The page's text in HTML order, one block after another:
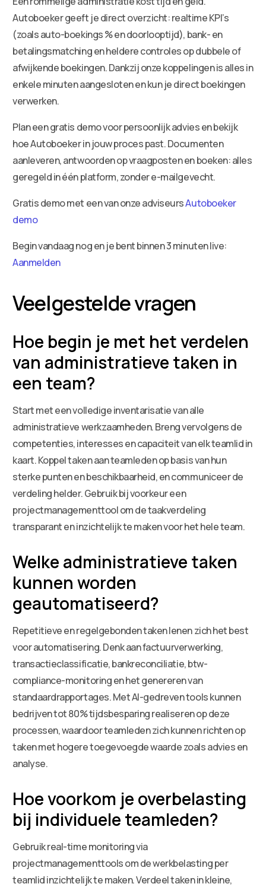
Autoboeker geeft je direct overzicht: realtime KPI’s
(zoals auto-boekings % en doorlooptijd), bank- en
betalingsmatching en heldere controles op dubbele of
afwijkende boekingen. Dankzij onze koppelingen is alles in
enkele minuten aangesloten en kun je direct boekingen
verwerken.
Plan een gratis demo voor persoonlijk advies en bekijk
hoe Autoboeker in jouw proces past. Documenten
aanleveren, antwoorden op vraagposten en boeken: alles
geregeld in één platform, zonder e-mailgevecht.
Gratis demo met een van onze adviseursAutoboeker
demo
Begin vandaag nog en je bent binnen 3 minuten live:
Aanmelden
Veelgestelde vragen
Hoe begin je met het verdelen
van administratieve taken in
een team?
Start met een volledige inventarisatie van alle
administratieve werkzaamheden. Breng vervolgens de
competenties, interesses en capaciteit van elk teamlid in
kaart. Koppel taken aan teamleden op basis van hun
sterke punten en beschikbaarheid, en communiceer de
verdeling helder. Gebruik bij voorkeur een
projectmanagementtool om de taakverdeling
transparant en inzichtelijk te maken voor het hele team.
Welke administratieve taken
kunnen worden
geautomatiseerd?
Repetitieve en regelgebonden taken lenen zich het best
voor automatisering. Denk aan factuurverwerking,
transactieclassificatie, bankreconciliatie, btw-
compliance-monitoring en het genereren van
standaardrapportages. Met AI-gedreven tools kunnen
bedrijven tot 80% tijdsbesparing realiseren op deze
processen, waardoor teamleden zich kunnen richten op
taken met hogere toegevoegde waarde zoals advies en
analyse.
Hoe voorkom je overbelasting
bij individuele teamleden?
Gebruik real-time monitoring via
projectmanagementtools om de werkbelasting per
teamlid inzichtelijk te maken. Verdeel taken in kleine,